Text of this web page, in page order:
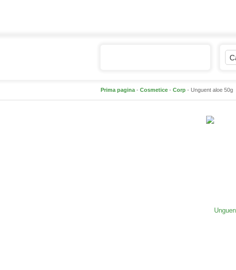
Prima pagina - Cosmetice - Corp - Unguent aloe 50g